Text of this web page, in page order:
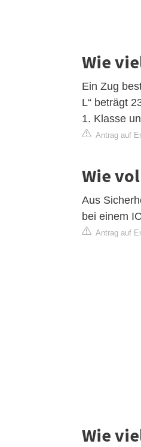
Wie
Ein Zug
L“ beträgt
1. Klasse
Antrag auf
Wie
Aus
bei einem
Antrag auf
Wie